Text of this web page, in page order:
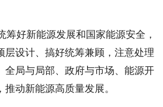
筹好新能源发展和国家能源安全，
层设计、搞好统筹兼顾，注意处理
全局与局部、政府与市场、能源开
动新能源高质量发展。